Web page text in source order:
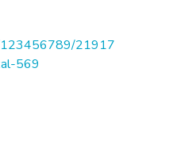
123456789/21917
569